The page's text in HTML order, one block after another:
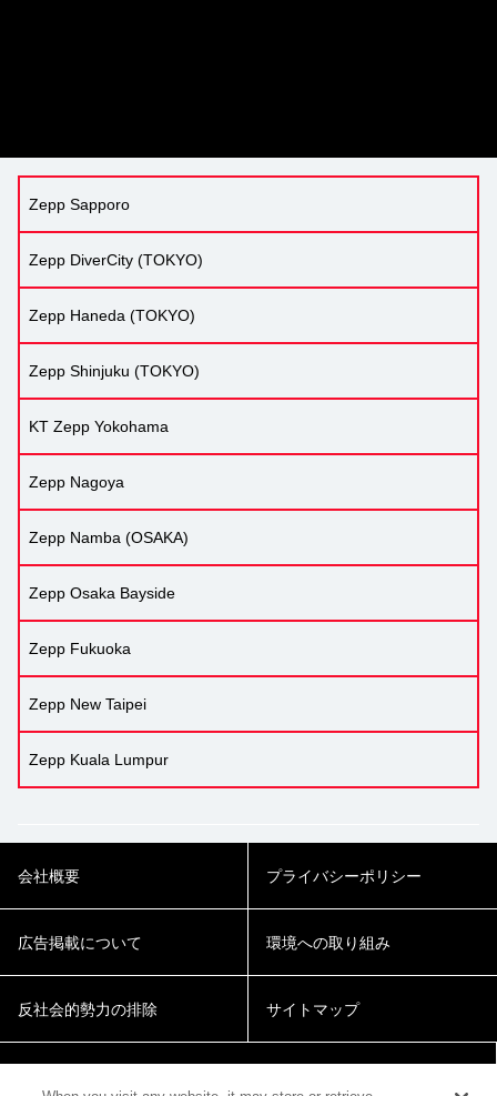
Zepp Sapporo
Zepp DiverCity (TOKYO)
Zepp Haneda (TOKYO)
Zepp Shinjuku (TOKYO)
KT Zepp Yokohama
Zepp Nagoya
Zepp Namba (OSAKA)
Zepp Osaka Bayside
Zepp Fukuoka
Zepp New Taipei
Zepp Kuala Lumpur
会社概要 プライバシーポリシー
広告掲載について 環境への取り組み
反社会的勢力の排除 サイトマップ